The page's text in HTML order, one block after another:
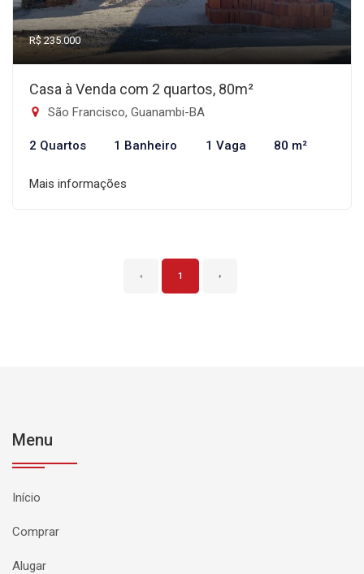
R$ 235.000
Casa à Venda com 2 quartos, 80m²
São Francisco, Guanambi-BA
2 Quartos 1 Banheiro 1 Vaga 80 m²
Mais informações
‹ 1 ›
Menu
Início
Comprar
Alugar